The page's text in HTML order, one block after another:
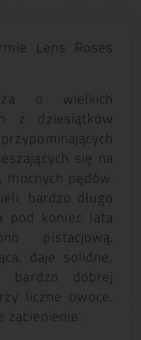
Lens Roses
o wielkich
z dziesiątków
się na
pędów.
bardzo długo
pod koniec lata
pistacjową.
daje solidne,
dobrej
liczne owoce.